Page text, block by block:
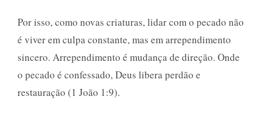
Por isso, como novas criaturas, lidar com o pecado não
é viver em culpa constante, mas em arrependimento
sincero. Arrependimento é mudança de direção. Onde
o pecado é confessado, Deus libera perdão e
restauração (1 João 1:9).